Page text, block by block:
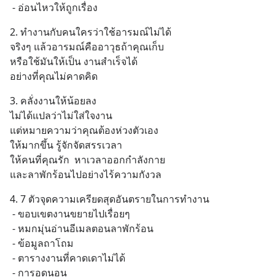
- อ่อนไหวให้ถูกเรื่อง
2. ทำงานกับคนใครว่าใช้อารมณ์ไม่ได้
จริงๆ แล้วอารมณ์คืออาวุธถ้าคุณเก็บ
หรือใช้มันให้เป็น งานสำเร็จได้
อย่างที่คุณไม่คาดคิด
3. คลั่งงานให้น้อยลง
ไม่ได้แปลว่าไม่ใส่ใจงาน
แต่หมายความว่าคุณต้องห่วงตัวเอง
ให้มากขึ้น รู้จักจัดสรรเวลา
ให้คนที่คุณรัก  หาเวลาออกกำลังกาย
และลาพักร้อนไปอย่างไร้ความกังวล
4. 7 ตัวจุดความเครียดสุดอันตรายในการทำงาน
- ขอบเขตงานขยายไปเรื่อยๆ
- หมกมุ่นอ่านอีเมลตอนลาพักร้อน
- ข้อมูลถาโถม
- ตารางงานที่คาดเดาไม่ได้
- การอดนอน